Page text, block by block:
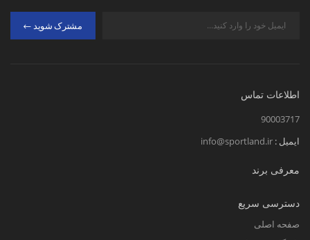
مشترک شوید
اطلاعات تماس
90003717
ایمیل : info@sportland.ir
معرفی برند
دسترسی سریع
صفحه اصلی